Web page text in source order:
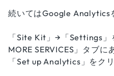
続いてはGoogle Analytics
「Site Kit」→「Settings」
MORE SERVICES」タブ
「Set up Analytics」をク